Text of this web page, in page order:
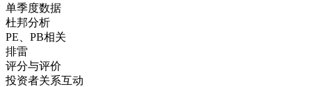
单季度数据
杜邦分析
PE、PB相关
排雷
评分与评价
投资者关系互动